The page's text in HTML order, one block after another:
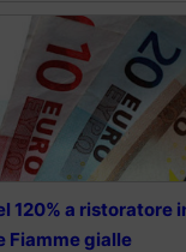
120% a ristoratore
Fiamme gialle